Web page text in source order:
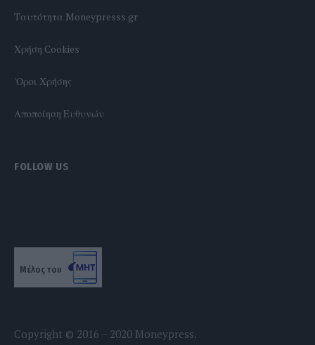
Tαυτότητα Moneypresss.gr
Χρήση Cookies
'Οροι Χρήσης
Αποποίηση Ευθυνών
FOLLOW US
Μέλος του
Copyright © 2016 – 2020 Moneypress.